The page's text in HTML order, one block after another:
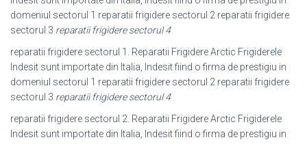
domeniul sectorul 1 reparatii frigidere sectorul 2 reparatii frigidere
sectorul 3 reparatii frigidere sectorul 4
reparatii frigidere sectorul 1. Reparatii Frigidere Arctic Frigiderele
Indesit sunt importate din Italia, Indesit fiind o firma de prestigiu in
domeniul sectorul 1 reparatii frigidere sectorul 2 reparatii frigidere
sectorul 3 reparatii frigidere sectorul 4
reparatii frigidere sectorul 2. Reparatii Frigidere Arctic Frigiderele
Indesit sunt importate din Italia, Indesit fiind o firma de prestigiu in